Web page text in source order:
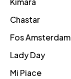
Chastar
Fos Amsterdam
Lady Day
Mi Piace